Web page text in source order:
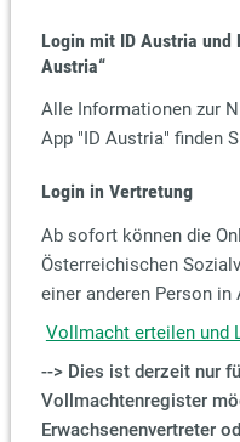
Login mit ID Austria und
Austria“
Alle Informationen zur
App "ID Austria" finden
Login in Vertretung
Ab sofort können die
Österreichischen
einer anderen Person in
Vollmacht erteilen und
--> Dies ist derzeit nur
Vollmachtenregister
Erwachsenenvertreter